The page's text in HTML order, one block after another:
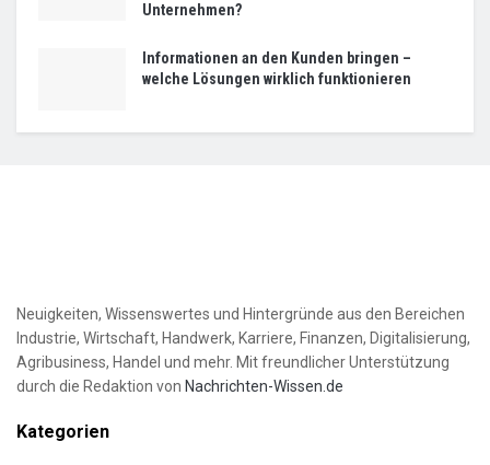
Unternehmen?
Informationen an den Kunden bringen –
welche Lösungen wirklich funktionieren
Neuigkeiten, Wissenswertes und Hintergründe aus den Bereichen
Industrie, Wirtschaft, Handwerk, Karriere, Finanzen, Digitalisierung,
Agribusiness, Handel und mehr. Mit freundlicher Unterstützung
durch die Redaktion von Nachrichten-Wissen.de
Kategorien